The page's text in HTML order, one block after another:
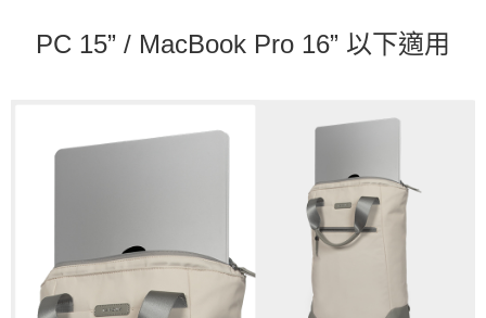
PC 15” / MacBook Pro 16” 以下適用